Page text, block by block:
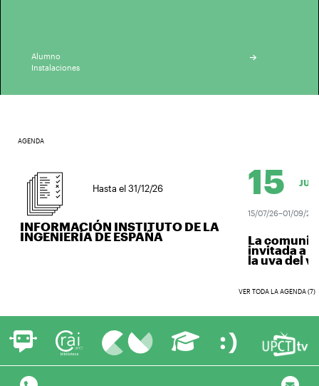
Alumno
Instalaciones
AGENDA
Hasta el 31/12/26
INFORMACIÓN INSTITUTO DE LA
INGENIERÍA DE ESPAÑA
15 JUL.
15/07/26–01/09/26
La
invitada a
la uva del
VER TODA LA AGENDA (7)